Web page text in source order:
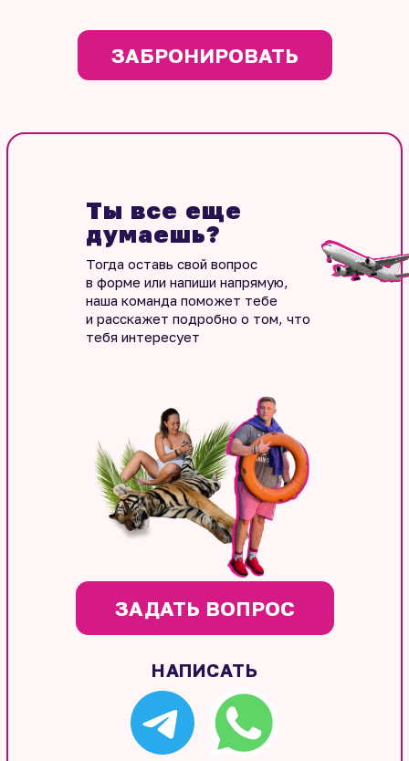
ЗАБРОНИРОВАТЬ
Ты все еще
думаешь?
Тогда оставь свой вопрос
в форме или напиши напрямую,
наша команда поможет тебе
и расскажет подробно о том, что
тебя интересует
ЗАДАТЬ ВОПРОС
НАПИСАТЬ